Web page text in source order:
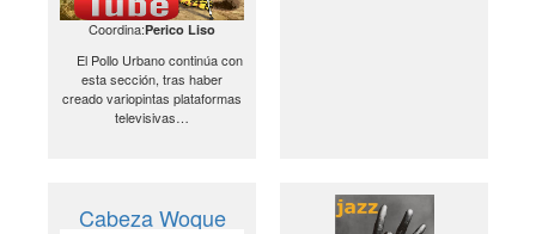
Coordina:Perico Liso
El Pollo Urbano continúa con
esta sección, tras haber
creado variopintas plataformas
televisivas…
Cabeza Woque